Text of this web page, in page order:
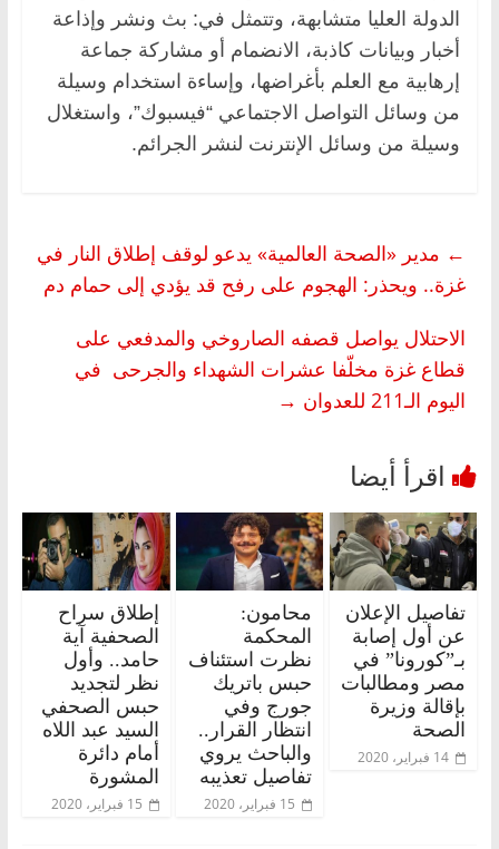
الدولة العليا متشابهة، وتتمثل في: بث ونشر وإذاعة
أخبار وبيانات كاذبة، الانضمام أو مشاركة جماعة
إرهابية مع العلم بأغراضها، وإساءة استخدام وسيلة
من وسائل التواصل الاجتماعي “فيسبوك”، واستغلال
وسيلة من وسائل الإنترنت لنشر الجرائم.
← مدير «الصحة العالمية» يدعو لوقف إطلاق النار في
غزة.. ويحذر: الهجوم على رفح قد يؤدي إلى حمام دم
الاحتلال يواصل قصفه الصاروخي والمدفعي على
قطاع غزة مخلّفا عشرات الشهداء والجرحى في
اليوم الـ211 للعدوان
→
تفاصيل الإعلان
عن أول إصابة
بـ”كورونا” في
مصر ومطالبات
بإقالة وزيرة
الصحة
14 فبراير، 2020
محامون:
المحكمة
نظرت استئناف
حبس باتريك
جورج وفي
انتظار القرار..
والباحث يروي
تفاصيل تعذيبه
15 فبراير، 2020
إطلاق سراح
الصحفية آية
حامد.. وأول
نظر لتجديد
حبس الصحفي
السيد عبد اللاه
أمام دائرة
المشورة
15 فبراير، 2020